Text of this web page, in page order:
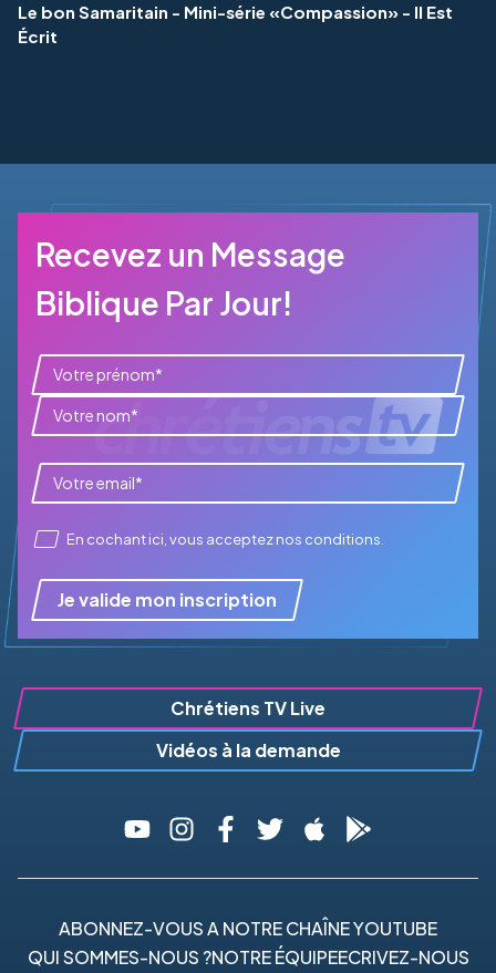
Le bon Samaritain - Mini-série «Compassion» - Il Est
Écrit
Recevez un Message
Biblique Par Jour!
En cochant ici, vous accepteznos conditions
Je valide mon inscription
Chrétiens TV Live
Vidéos à la demande
ABONNEZ-VOUS A NOTRE CHAÎNE YOUTUBE
QUI SOMMES-NOUS ?NOTRE ÉQUIPEECRIVEZ-NOUS